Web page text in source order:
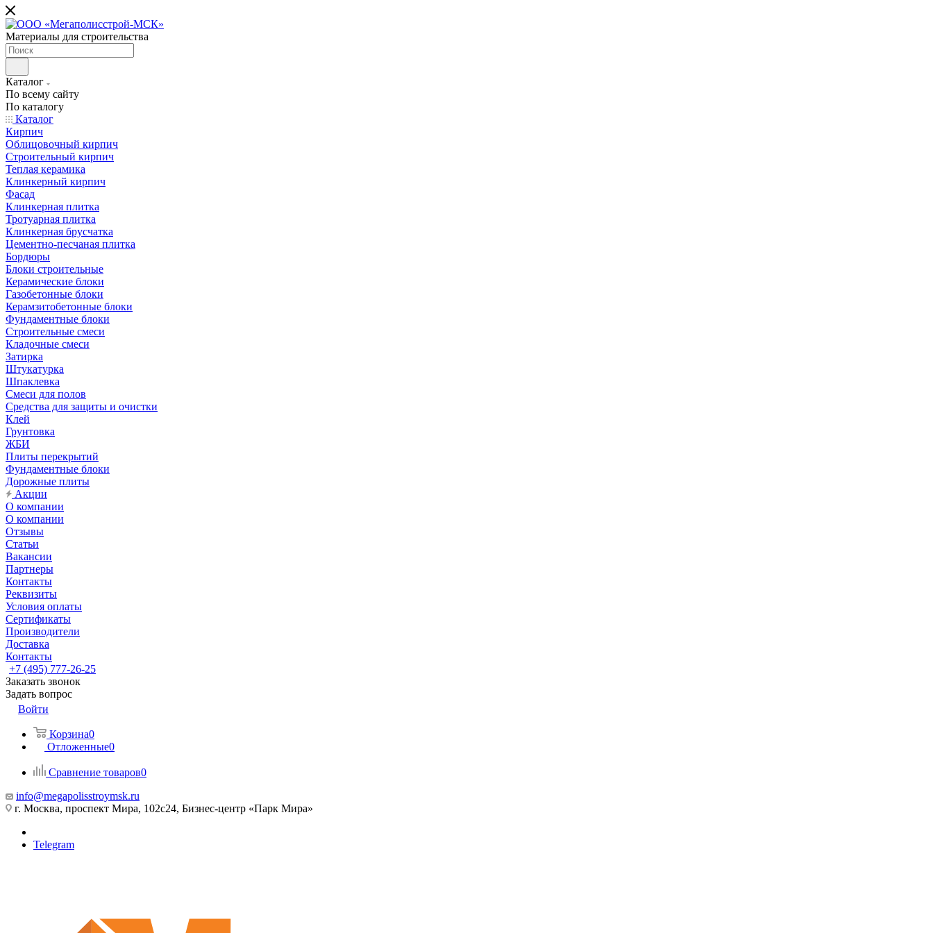
Материалы для строительства
Каталог
По всему сайту
По каталогу
Каталог
Кирпич
Облицовочный кирпич
Строительный кирпич
Теплая керамика
Клинкерный кирпич
Фасад
Клинкерная плитка
Тротуарная плитка
Клинкерная брусчатка
Цементно-песчаная плитка
Бордюры
Блоки строительные
Керамические блоки
Газобетонные блоки
Керамзитобетонные блоки
Фундаментные блоки
Строительные смеси
Кладочные смеси
Затирка
Штукатурка
Шпаклевка
Смеси для полов
Средства для защиты и очистки
Клей
Грунтовка
ЖБИ
Плиты перекрытий
Фундаментные блоки
Дорожные плиты
Акции
О компании
О компании
Отзывы
Статьи
Вакансии
Партнеры
Контакты
Реквизиты
Условия оплаты
Сертификаты
Производители
Доставка
Контакты
+7 (495) 777-26-25
Заказать звонок
Задать вопрос
Войти
Корзина0
Отложенные0
Сравнение товаров0
info@megapolisstroymsk.ru
г. Москва, проспект Мира, 102с24, Бизнес-центр «Парк Мира»
Telegram